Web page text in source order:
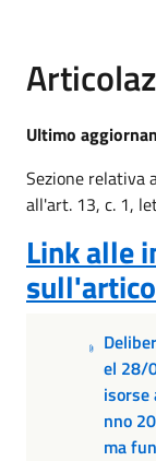
Ultimo
Sezione relativa
all'art. 13, c. 1,
Link alle
el 28/
isorse
nno
ma